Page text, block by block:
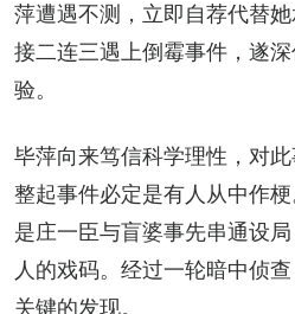
萍遭遇不测，立即自荐代替
接二连三遇上倒霉事件，遂
验。
毕萍向来笃信科学理性，对
整起事件必定是有人从中作
是庄一臣与盲婆事先串通设
人的戏码。经过一轮暗中侦
关键的发现。